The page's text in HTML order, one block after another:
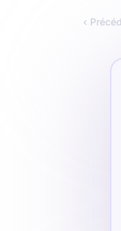
Résidence
‹